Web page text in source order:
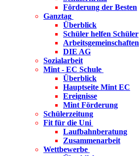
Förderung der Besten
Ganztag
Überblick
Schüler helfen Schüler
Arbeitsgemeinschaften
DIE AG
Sozialarbeit
Mint - EC Schule
Überblick
Hauptseite Mint EC
Ereignisse
Mint Förderung
Schülerzeitung
Fit für die Uni
Laufbahnberatung
Zusammenarbeit
Wettbewerbe